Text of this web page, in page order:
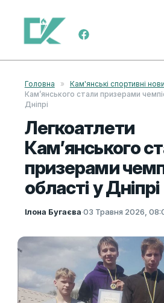
Skip to content
Main Navigation
Головна » Кам'янські спортивні
Кам’янського стали призерами
Дніпрі
Легкоатлети
Кам’янського
призерами
області у Дніпрі
Ілона Бугаєва·03 Травня 2026,